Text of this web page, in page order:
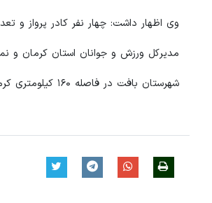
وی اظهار داشت: چهار نفر کادر پرواز و
مدیرکل ورزش و جوانان استان کرمان و
شهرستان بافت در فاصله ۱۶۰ کیلومتری کرمان قرار دارد.